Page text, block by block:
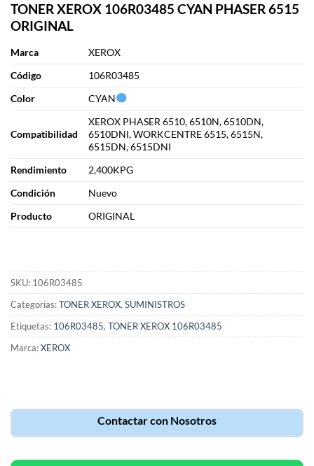
TONER XEROX 106R03485 CYAN PHASER 6515
ORIGINAL
Marca
XEROX
Código
106R03485
Color
CYAN
Compatibilidad
XEROX PHASER 6510, 6510N, 6510DN,
6510DNI, WORKCENTRE 6515, 6515N,
6515DN, 6515DNI
Rendimiento
2,400KPG
Condición
Nuevo
Producto
ORIGINAL
SKU: 106R03485
Categorías:TONER XEROX, SUMINISTROS
Etiquetas: 106R03485, TONER XEROX 106R03485
Marca:XEROX
Contactar con Nosotros